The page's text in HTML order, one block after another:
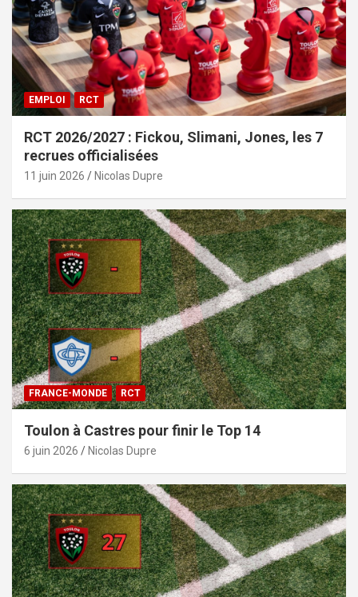
EMPLOI RCT
RCT 2026/2027 : Fickou, Slimani, Jones, les 7
recrues officialisées
11 juin 2026 Nicolas Dupre
FRANCE-MONDE RCT
Toulon à Castres pour finir le Top 14
6 juin 2026 Nicolas Dupre